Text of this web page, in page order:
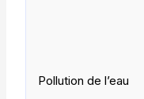
Pollution de l’eau